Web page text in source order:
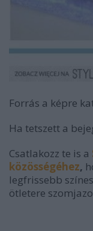
Forrás a képre
Ha tetszett a
Csatlakozz te is a
közösségéhez,
legfrissebb
ötletere